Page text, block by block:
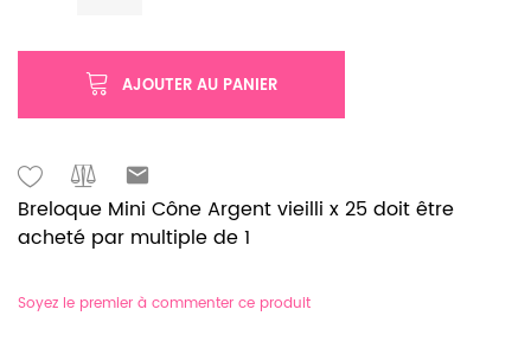
AJOUTER AU PANIER
Breloque Mini Cône Argent vieilli x 25 doit être
acheté par multiple de 1
Soyez le premier à commenter ce produit